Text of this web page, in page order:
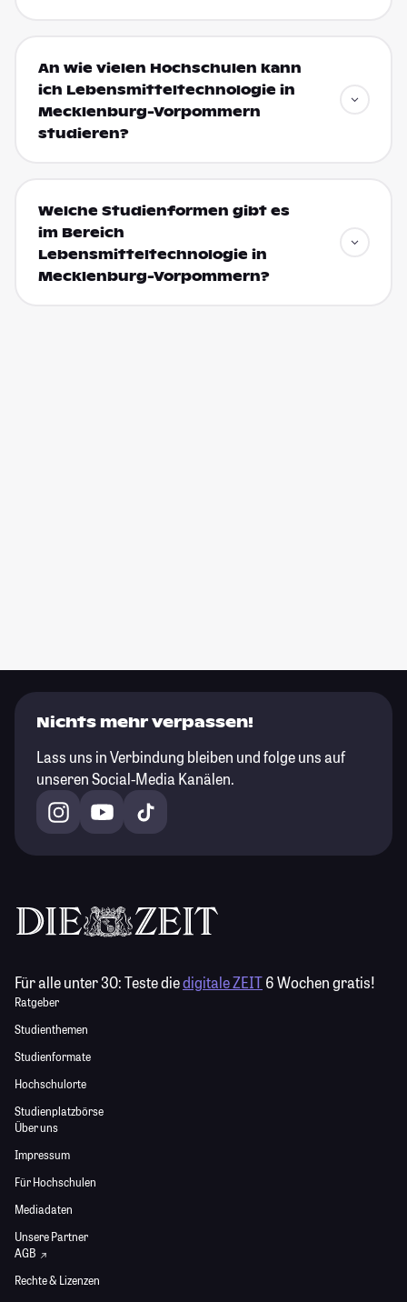
An wie vielen Hochschulen kann
ich Lebensmitteltechnologie in
Mecklenburg-Vorpommern
studieren?
Welche Studienformen gibt es
im Bereich
Lebensmitteltechnologie in
Mecklenburg-Vorpommern?
Nichts mehr verpassen!
Lass uns in Verbindung bleiben und folge uns auf
unseren Social-Media Kanälen.
Für alle unter 30:Teste diedigitale ZEIT6 Wochen gratis!
Ratgeber
Studienthemen
Studienformate
Hochschulorte
Studienplatzbörse
Über uns
Impressum
Für Hochschulen
Mediadaten
Unsere Partner
AGB
Rechte & Lizenzen